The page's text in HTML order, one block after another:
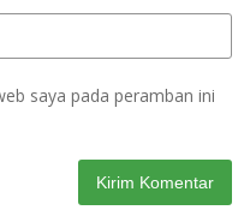
saya pada peramban ini